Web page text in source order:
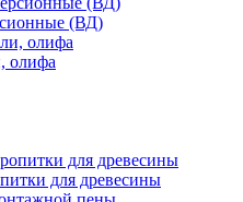
(ВД)
олифа
для древесины